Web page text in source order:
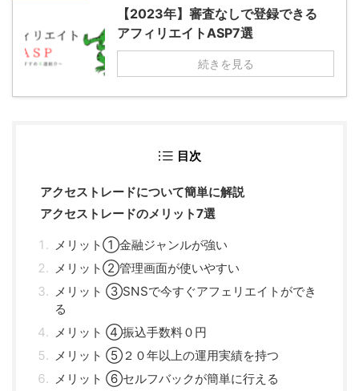
【2023年】審査なしで登録できる
アフィリエイトASP7選
続きを見る
目次
アクセストレードについて簡単に解説
アクセストレードのメリット7選
メリット①金融ジャンルが強い
メリット②管理画面が使いやすい
メリット ③SNSで今すぐアフェリエイトができ
る
メリット ④振込手数料０円
メリット ⑤２０年以上の運用実績を持つ
メリット ⑥セルフバックが簡単に行える